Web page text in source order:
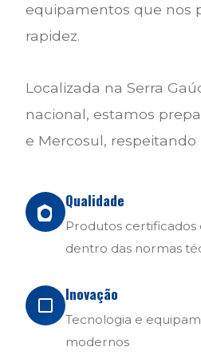
equipamentos que nos
rapidez.
Localizada na Serra
nacional, estamos
e Mercosul,
Qualidade
Produtos certificados
dentro das normas
Inovação
Tecnologia e
modernos